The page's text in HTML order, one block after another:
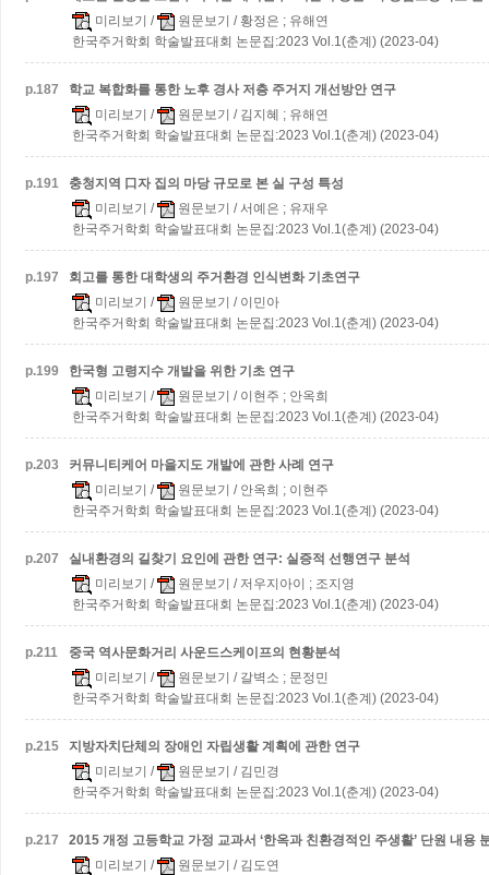
미리보기 / 원문보기 / 황정은 ; 유해연
한국주거학회 학술발표대회 논문집:2023 Vol.1(춘계) (2023-04)
p.187
학교 복합화를 통한 노후 경사 저층 주거지 개선방안 연구
미리보기 / 원문보기 / 김지혜 ; 유해연
한국주거학회 학술발표대회 논문집:2023 Vol.1(춘계) (2023-04)
p.191
충청지역 口자 집의 마당 규모로 본 실 구성 특성
미리보기 / 원문보기 / 서예은 ; 유재우
한국주거학회 학술발표대회 논문집:2023 Vol.1(춘계) (2023-04)
p.197
회고를 통한 대학생의 주거환경 인식변화 기초연구
미리보기 / 원문보기 / 이민아
한국주거학회 학술발표대회 논문집:2023 Vol.1(춘계) (2023-04)
p.199
한국형 고령지수 개발을 위한 기초 연구
미리보기 / 원문보기 / 이현주 ; 안옥희
한국주거학회 학술발표대회 논문집:2023 Vol.1(춘계) (2023-04)
p.203
커뮤니티케어 마을지도 개발에 관한 사례 연구
미리보기 / 원문보기 / 안옥희 ; 이현주
한국주거학회 학술발표대회 논문집:2023 Vol.1(춘계) (2023-04)
p.207
실내환경의 길찾기 요인에 관한 연구: 실증적 선행연구 분석
미리보기 / 원문보기 / 저우지아이 ; 조지영
한국주거학회 학술발표대회 논문집:2023 Vol.1(춘계) (2023-04)
p.211
중국 역사문화거리 사운드스케이프의 현황분석
미리보기 / 원문보기 / 갈벽소 ; 문정민
한국주거학회 학술발표대회 논문집:2023 Vol.1(춘계) (2023-04)
p.215
지방자치단체의 장애인 자립생활 계획에 관한 연구
미리보기 / 원문보기 / 김민경
한국주거학회 학술발표대회 논문집:2023 Vol.1(춘계) (2023-04)
p.217
2015 개정 고등학교 가정 교과서 ‘한옥과 친환경적인 주생활’ 단원 내용
미리보기 / 원문보기 / 김도연